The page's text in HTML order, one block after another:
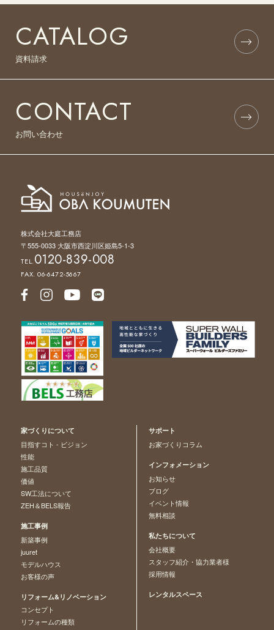
CATALOG
資料請求
CONTACT
お問い合わせ
株式会社大庭工務店
〒555-0033 大阪市西淀川区姫島5-1-3
TEL.0120-839-008
FAX. 06-6472-5667
家づくりについて
目指すコト - ビジョン
性能
施工品質
価値
SW工法について
ZEH＆BELS報告
施工事例
新築事例
juuret
モデルハウス
お客様の声
リフォーム&リノベーション
コンセプト
リフォームの種類
サポート
お家づくりコラム
インフォメーション
お知らせ
ブログ
イベント情報
無料相談
私たちについて
会社概要
スタッフ紹介・協力業者様
採用情報
レンタルスペース